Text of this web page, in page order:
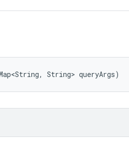
String> queryArgs)